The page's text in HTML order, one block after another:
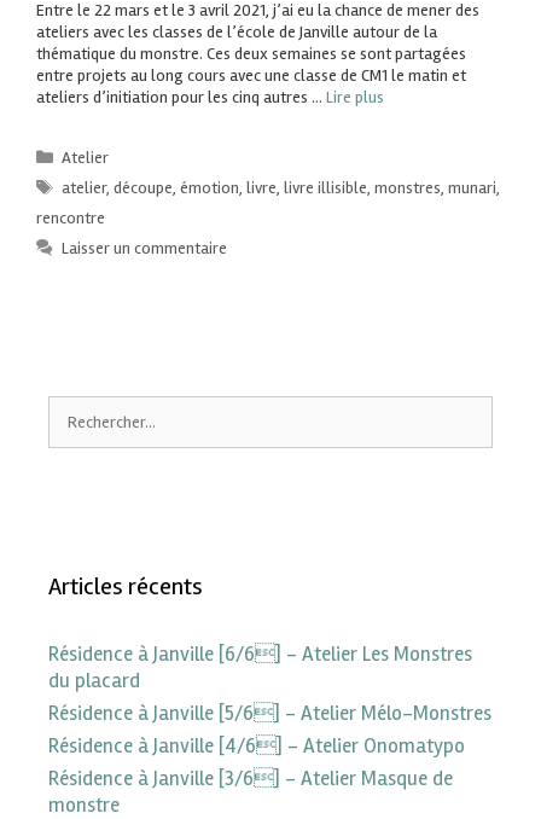
Entre le 22 mars et le 3 avril 2021, j’ai eu la chance de mener des
ateliers avec les classes de l’école de Janville autour de la
thématique du monstre. Ces deux semaines se sont partagées
entre projets au long cours avec une classe de CM1 le matin et
ateliers d’initiation pour les cinq autres … Lire plus
Atelier
atelier,découpe,émotion,livre,livre illisible,monstres,munari,
rencontre
Laisser un commentaire
Articles récents
Résidence à Janville [6/6] – Atelier Les Monstres
du placard
Résidence à Janville [5/6] – Atelier Mélo-Monstres
Résidence à Janville [4/6] – Atelier Onomatypo
Résidence à Janville [3/6] – Atelier Masque de
monstre